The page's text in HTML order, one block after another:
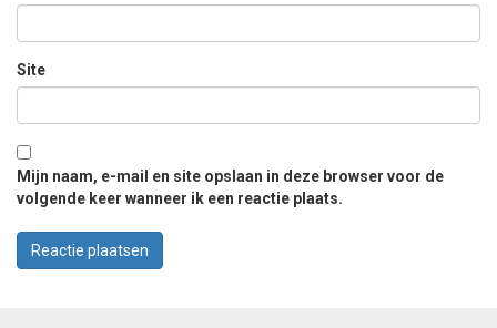
Site
Mijn naam, e-mail en site opslaan in deze browser voor de
volgende keer wanneer ik een reactie plaats.